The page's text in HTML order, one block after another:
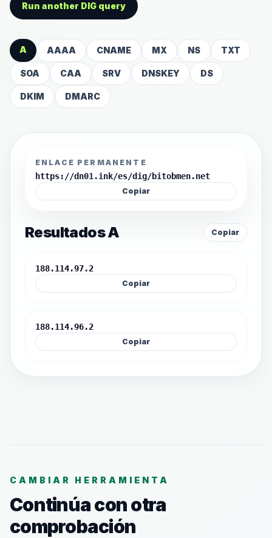
Run another DIG query
A AAAA CNAME MX NS TXT
SOA CAA SRV DNSKEY DS
DKIM DMARC
ENLACE PERMANENTE
https://dn01.ink/es/dig/bitobmen.net
Copiar
Resultados A Copiar
188.114.97.2
Copiar
188.114.96.2
Copiar
CAMBIAR HERRAMIENTA
Continúa con otra
comprobación